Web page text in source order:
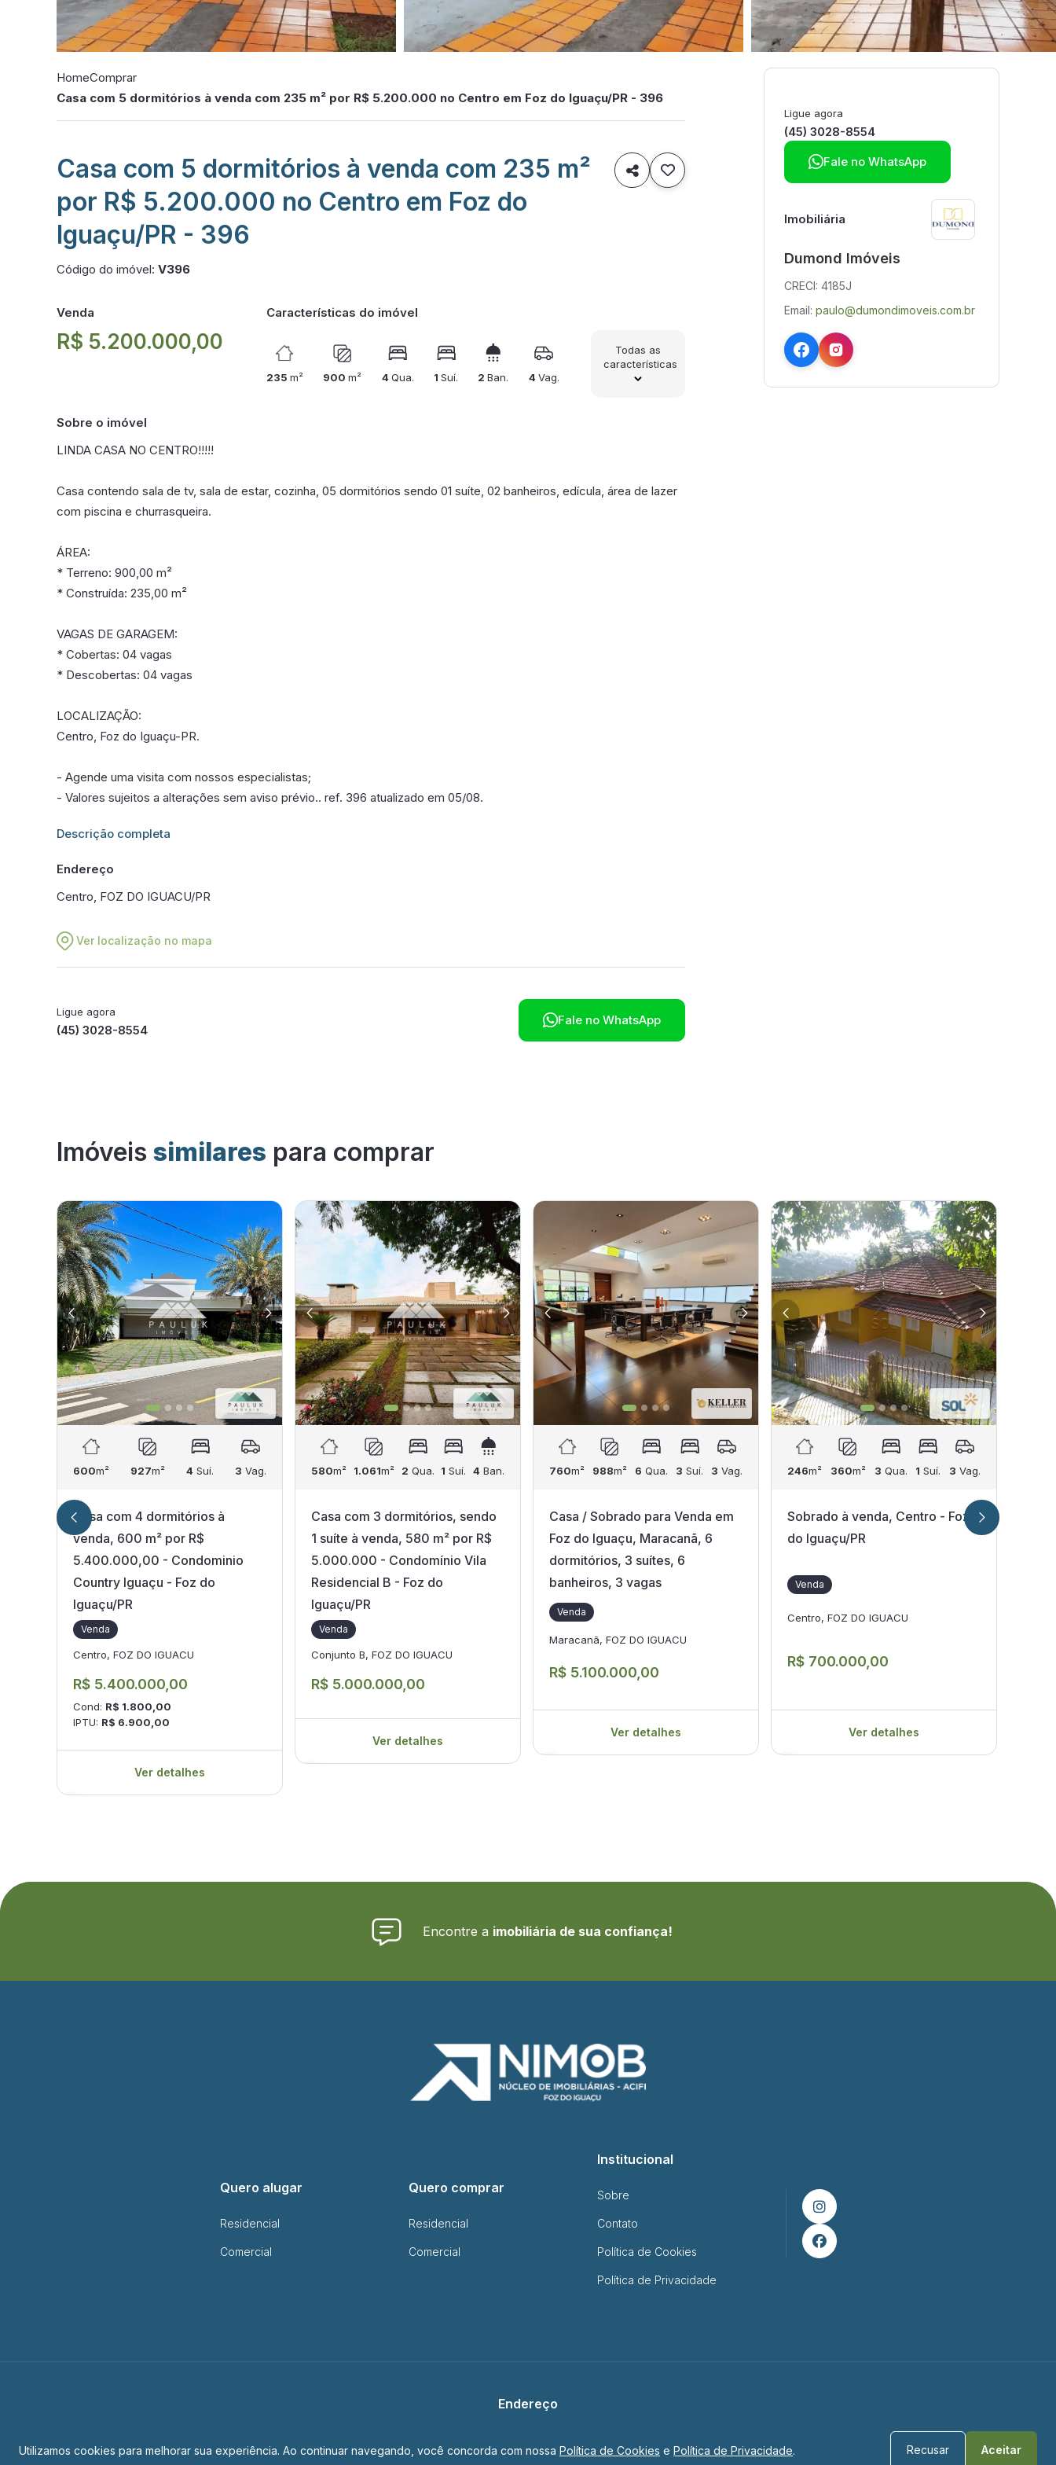
HomeComprar
Casa com 5 dormitórios à venda com 235 m² por R$ 5.200.000 no Centro em Foz do Iguaçu/PR - 396
Casa com 5 dormitórios à venda com 235 m²
por R$ 5.200.000 no Centro em Foz do
Iguaçu/PR - 396

Código do imóvel: V396
Venda
R$ 5.200.000,00
Características do imóvel
235 m² 900m² 4 Qua. 1Suí. 2Ban. 4 Vag.
Todas as
características
Sobre o imóvel
LINDA CASA NO CENTRO!!!!!
Casa contendo sala de tv, sala de estar, cozinha, 05 dormitórios sendo 01 suíte, 02 banheiros, edícula, área de lazer
com piscina e churrasqueira.
ÁREA:
* Terreno: 900,00 m²
* Construída: 235,00 m²
VAGAS DE GARAGEM:
* Cobertas: 04 vagas
* Descobertas: 04 vagas
LOCALIZAÇÃO:
Centro, Foz do Iguaçu-PR.
- Agende uma visita com nossos especialistas;
- Valores sujeitos a alterações sem aviso prévio.. ref. 396 atualizado em 05/08.
Informações adicionais sobre este imóvel estarão disponíveis em breve.
Descrição completa
Endereço
Centro, FOZ DO IGUACU/PR
Ver localização no mapa
Ligue agora
(45) 3028-8554
Fale no WhatsApp
Ligue agora
(45) 3028-8554
Fale no WhatsApp
Imobiliária
Dumond Imóveis
CRECI: 4185J
Email: paulo@dumondimoveis.com.br
Imóveis similares para comprar
600m² 927m² 4 Suí. 3 Vag.
Casa com 4 dormitórios à
venda, 600 m² por R$
5.400.000,00 - Condominio
Country Iguaçu - Foz do
Iguaçu/PR
Venda
Centro, FOZ DO IGUACU
R$ 5.400.000,00
Cond: R$ 1.800,00
IPTU: R$ 6.900,00
Ver detalhes
580m² 1.061m² 2 Qua. 1 Suí. 4 Ban.
Casa com 3 dormitórios, sendo
1 suíte à venda, 580 m² por R$
5.000.000 - Condomínio Vila
Residencial B - Foz do
Iguaçu/PR
Venda
Conjunto B, FOZ DO IGUACU
R$ 5.000.000,00
Ver detalhes
760m² 988m² 6 Qua. 3 Suí. 3 Vag.
Casa / Sobrado para Venda em
Foz do Iguaçu, Maracanã, 6
dormitórios, 3 suítes, 6
banheiros, 3 vagas
Venda
Maracanã, FOZ DO IGUACU
R$ 5.100.000,00
Ver detalhes
246m² 360m² 3 Qua. 1 Suí. 3 Vag.
Sobrado à venda, Centro - Foz
do Iguaçu/PR
Venda
Centro, FOZ DO IGUACU
R$ 700.000,00
Ver detalhes
Encontre a imobiliária de sua confiança!
Quero alugar
Residencial
Comercial
Quero comprar
Residencial
Comercial
Institucional
Sobre
Contato
Política de Cookies
Política de Privacidade


Endereço
Utilizamos cookies para melhorar sua experiência. Ao continuar navegando, você concorda com nossa Política de Cookies e Política de Privacidade. Recusar Aceitar